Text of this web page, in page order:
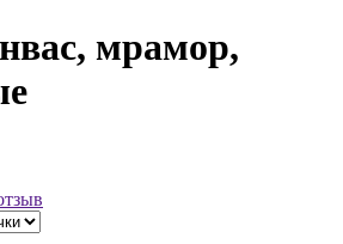
мрамор,